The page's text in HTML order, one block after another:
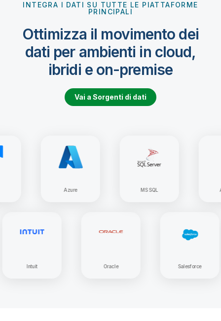
INTEGRA I DATI SU TUTTE LE PIATTAFORME
PRINCIPALI
Ottimizza il movimento dei
dati per ambienti in cloud,
ibridi e on-premise
Vai a Sorgenti di dati